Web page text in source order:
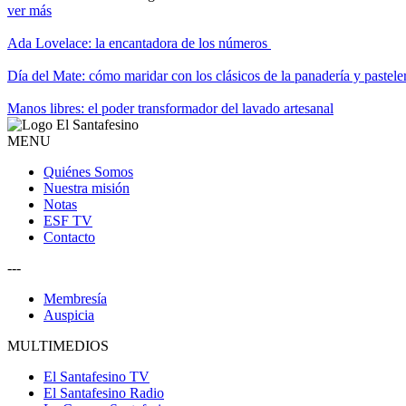
ver más
Ada Lovelace: la encantadora de los números
Día del Mate: cómo maridar con los clásicos de la panadería y
Manos libres: el poder transformador del lavado artesanal
MENU
Quiénes Somos
Nuestra misión
Notas
ESF TV
Contacto
---
Membresía
Auspicia
MULTIMEDIOS
El Santafesino TV
El Santafesino Radio